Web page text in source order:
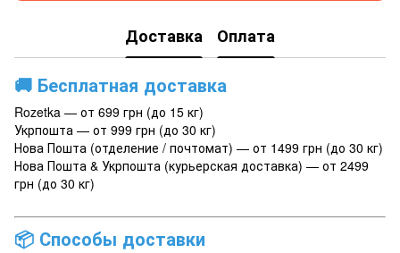
Доставка Оплата
🚚 Бесплатная доставка
Rozetka — от 699 грн (до 15 кг)
Укрпошта — от 999 грн (до 30 кг)
Нова Пошта (отделение / почтомат) — от 1499 грн (до 30 кг)
Нова Пошта & Укрпошта (курьерская доставка) — от 2499
грн (до 30 кг)
📦 Способы доставки